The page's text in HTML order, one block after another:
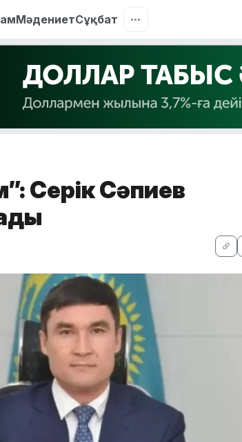
МәдениетСұқбат
Серік Сәпиев